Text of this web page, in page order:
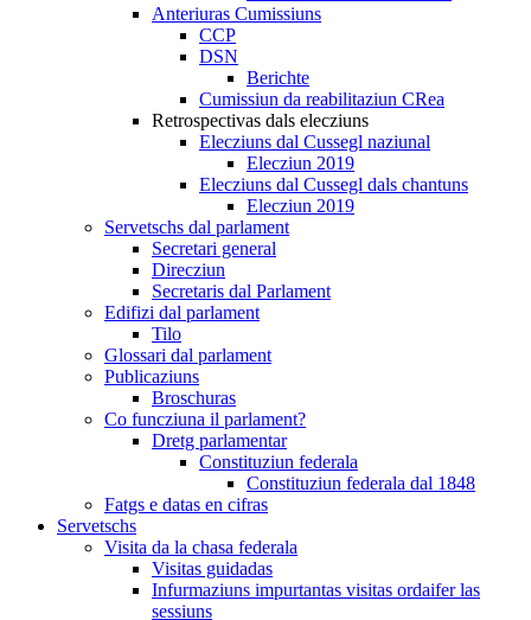
Anteriuras Cumissiuns
CCP
DSN
Berichte
Cumissiun da reabilitaziun CRea
Retrospectivas dals elecziuns
Elecziuns dal Cussegl naziunal
Elecziun 2019
Elecziuns dal Cussegl dals chantuns
Elecziun 2019
Servetschs dal parlament
Secretari general
Direcziun
Secretaris dal Parlament
Edifizi dal parlament
Tilo
Glossari dal parlament
Publicaziuns
Broschuras
Co funcziuna il parlament?
Dretg parlamentar
Constituziun federala
Constituziun federala dal 1848
Fatgs e datas en cifras
Servetschs
Visita da la chasa federala
Visitas guidadas
Infurmaziuns impurtantas visitas ordaifer las
sessiuns